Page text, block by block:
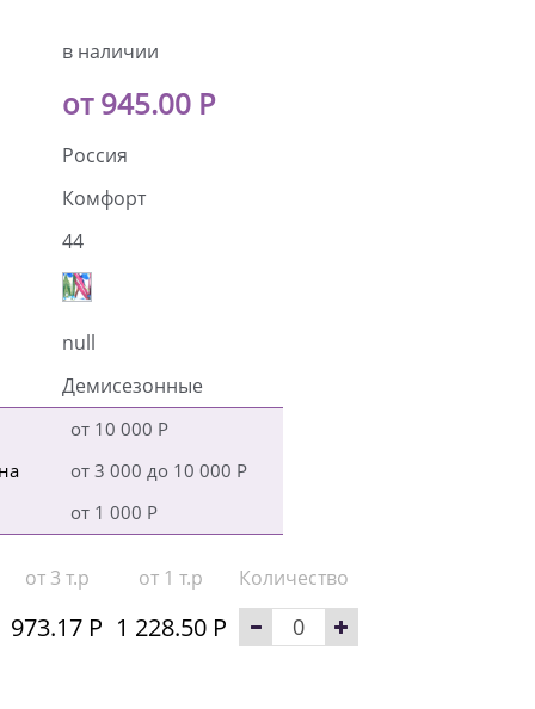
в наличии
от 945.00 Р
Россия
Комфорт
44
null
Демисезонные
от 10 000 Р
от 3 000 до 10 000 Р
от 1 000 Р
от 3 т.р от 1 т.р
Количество
973.17 Р 1 228.50 Р